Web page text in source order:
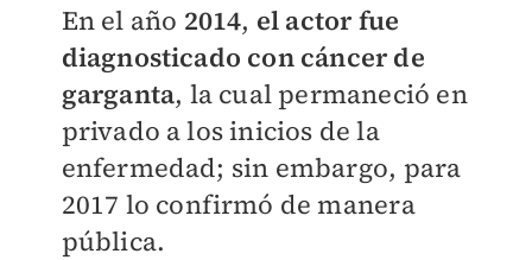
En el año 2014, el actor fue
diagnosticado con cáncer de
garganta, la cual permaneció en
privado a los inicios de la
enfermedad; sin embargo, para
2017 lo confirmó de manera
pública.